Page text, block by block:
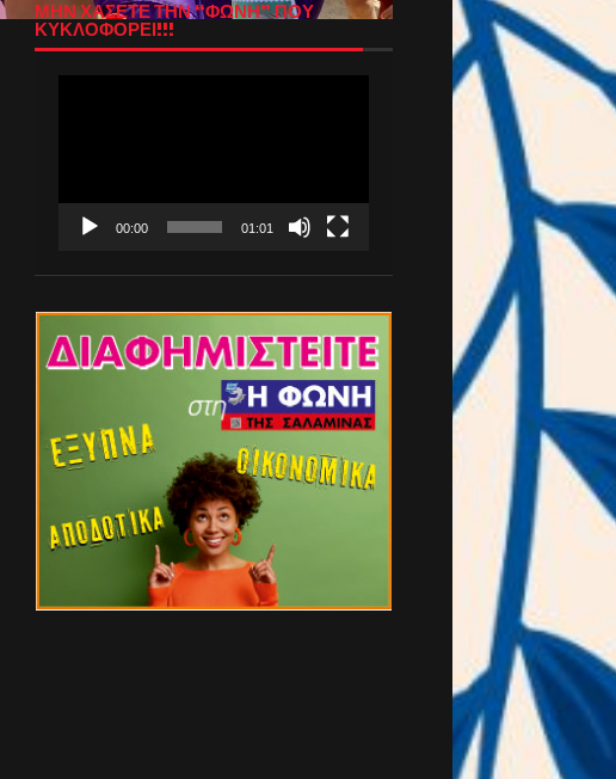
ΜΗΝ ΧΑΣΕΤΕ ΤΗΝ “ΦΩΝΗ” ΠΟΥ
ΚΥΚΛΟΦΟΡΕΙ!!!
00:00 01:01